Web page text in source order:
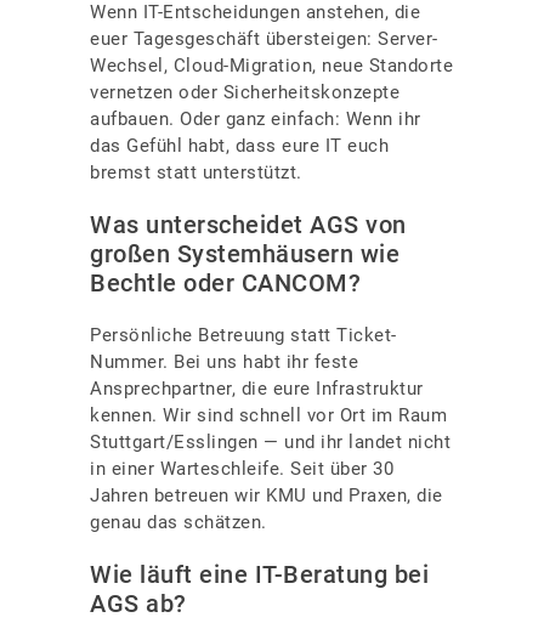
Wenn IT-Entscheidungen anstehen, die
euer Tagesgeschäft übersteigen: Server-
Wechsel, Cloud-Migration, neue Standorte
vernetzen oder Sicherheitskonzepte
aufbauen. Oder ganz einfach: Wenn ihr
das Gefühl habt, dass eure IT euch
bremst statt unterstützt.
Was unterscheidet AGS von
großen Systemhäusern wie
Bechtle oder CANCOM?
Persönliche Betreuung statt Ticket-
Nummer. Bei uns habt ihr feste
Ansprechpartner, die eure Infrastruktur
kennen. Wir sind schnell vor Ort im Raum
Stuttgart/Esslingen — und ihr landet nicht
in einer Warteschleife. Seit über 30
Jahren betreuen wir KMU und Praxen, die
genau das schätzen.
Wie läuft eine IT-Beratung bei
AGS ab?